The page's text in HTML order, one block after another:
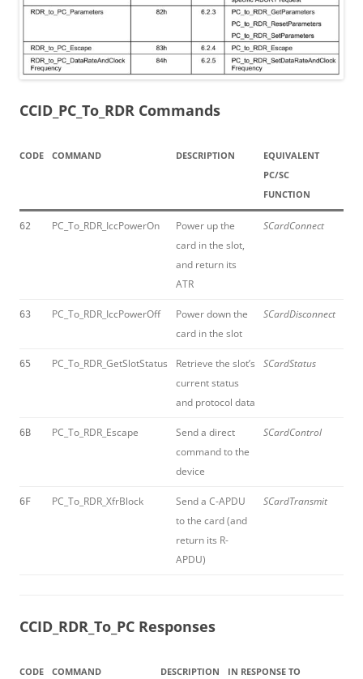
CCID_PC_To_RDR Commands
CODE COMMAND DESCRIPTION
EQUIVALENT
PC/SC
FUNCTION
62 PC_To_RDR_IccPowerOn
Power up the
card in the slot,
and return its
ATR
SCardConnect
63 PC_To_RDR_IccPowerOff
Power down the
card in the slot
SCardDisconnect
65 PC_To_RDR_GetSlotStatus
Retrieve the slot’s
current status
and protocol data
SCardStatus
6B PC_To_RDR_Escape
Send a direct
command to the
device
SCardControl
6F PC_To_RDR_XfrBlock
Send a C-APDU
to the card (and
return its R-
APDU)
SCardTransmit
CCID_RDR_To_PC Responses
CODE COMMAND DESCRIPTION IN RESPONSE TO